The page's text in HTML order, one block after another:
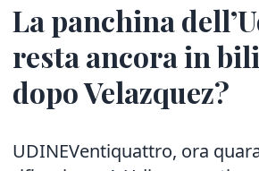
La panchina
resta ancora in
dopo Velazquez?
UDINEVentiquattro, ora